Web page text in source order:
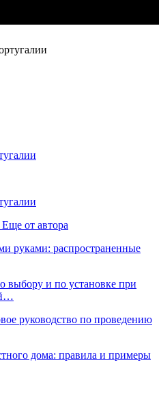
Еще от автора
руками: распространенные
выбору и по установке при
руководство по проведению
дома: правила и примеры